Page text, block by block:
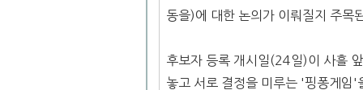
동을)에 대한 논의가 이뤄질지 주목
후보자 등록 개시일(24일)이 사흘
놓고 서로 결정을 미루는 '핑퐁게임'